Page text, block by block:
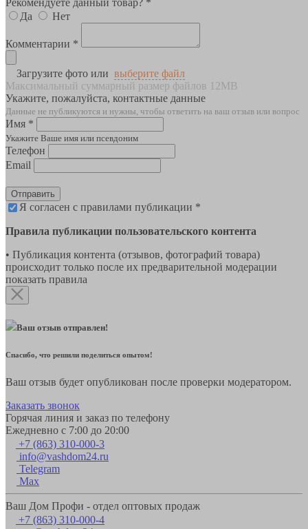
Да
Нет
Комментарии *
Загрузите фото или выберите файл
Максимальный суммарный размер файлов 12MB
Укажите, пожалуйста, контактные данные
Данные не публикуются и нужны, чтобы ответить на ваш отзыв или вопрос
Имя *
Укажите Ваше имя или псевдоним
Телефон
Email
Отправить
Я согласен с правилами публикации *
Правила публикации пользовательского контента
• Публикация контента (отзывов, фотографий товара)
происходит только после их предварительной модерации
показать правила
Ваш отзыв отправлен!
Спасибо, что решили поделиться опытом!
Ваш отзыв будет опубликован после проверки модератором.
Заказать звонок
Горячая линия и заказ по телефону
Ежедневно с 7:00 до 20:00
+7 (863) 310-000-3
info@vashdom24.ru
Telegram
Max
Ваш Дом Профи - отдел оптовых продаж
+7 (863) 310-000-4